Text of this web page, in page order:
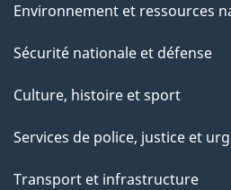
Environnement et ressources
Sécurité nationale et défense
Culture, histoire et sport
Services de police, justice et
Transport et infrastructure